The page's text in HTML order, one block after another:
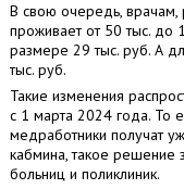
В свою очередь, врачам,
проживает от 50 тыс. до
размере 29 тыс. руб. А
тыс. руб.
Такие изменения
с 1 марта 2024 года. То
медработники получат
кабмина, такое решение
больниц и поликлиник.